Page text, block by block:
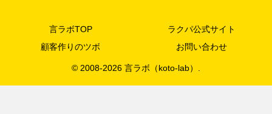
言ラボTOP
ラクパ公式サイト
顧客作りのツボ
お問い合わせ
© 2008-2026 言ラボ（koto-lab）.